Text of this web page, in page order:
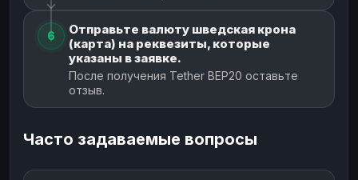
6
Отправьте валюту шведская крона
(карта) на реквезиты, которые
указаны в заявке.
После получения Tether BEP20 оставьте
отзыв.
Часто задаваемые вопросы